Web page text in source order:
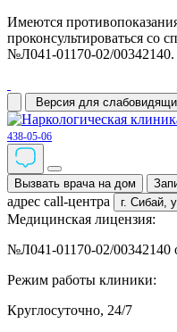
Имеются
проконсультироваться со
№Л041-01170-02/00342140.
Версия для
438-05-06
Вызвать врача на дом
адрес call-центра г. Сибай,
Медицинская лицензия:
№Л041-01170-02/00342140
Режим работы клиники:
Круглосуточно, 24/7